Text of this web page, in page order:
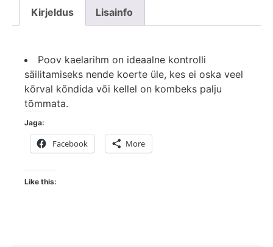
Kirjeldus Lisainfo
Poov kaelarihm on ideaalne kontrolli
säilitamiseks nende koerte üle, kes ei oska veel
kõrval kõndida või kellel on kombeks palju
tõmmata.
Jaga:
Facebook More
Like this: